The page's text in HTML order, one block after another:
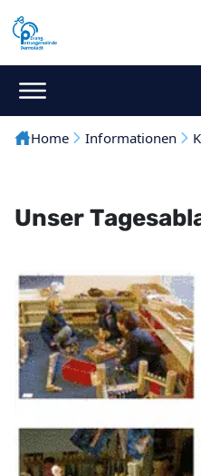
Home Informationen
Unser